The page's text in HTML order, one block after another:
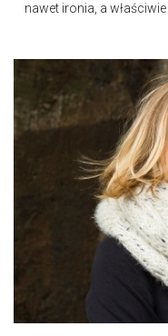
nawet ironia, a